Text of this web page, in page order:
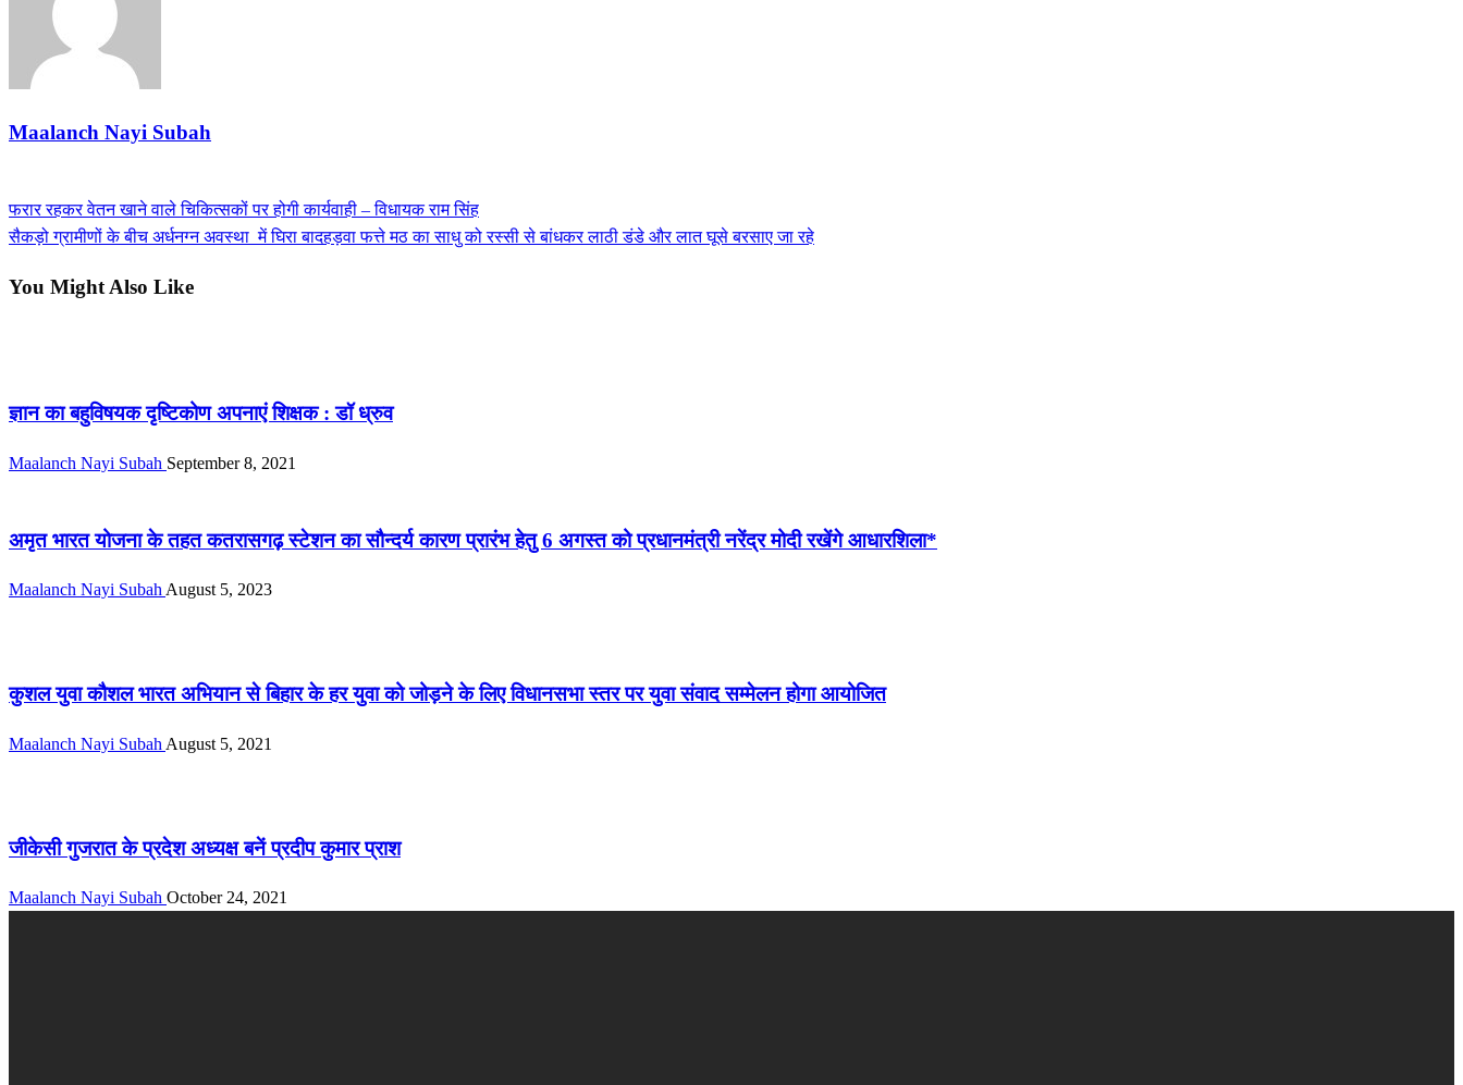
Maalanch Nayi Subah
Post
navigation
Previous
Post
फरार रहकर वेतन खाने वाले चिकित्सकों पर होगी कार्यवाही – विधायक राम सिंह
Next
सैकड़ो ग्रामीणों के बीच अर्धनग्न अवस्था में घिरा बादहड़वा फत्ते मठ का साधु को रस्सी से बांधकर लाठी डंडे और लात घूसे बरसाए जा रहे
You Might Also Like
ज्ञान का बहुविषयक दृष्टिकोण अपनाएं शिक्षक : डॉ ध्रुव
Maalanch Nayi Subah September 8, 2021
अमृत भारत योजना के तहत कतरासगढ़ स्टेशन का सौन्दर्य कारण प्रारंभ हेतु 6 अगस्त को प्रधानमंत्री नरेंद्र मोदी रखेंगे आधारशिला*
Maalanch Nayi Subah August 5, 2023
कुशल युवा कौशल भारत अभियान से बिहार के हर युवा को जोड़ने के लिए विधानसभा स्तर पर युवा संवाद सम्मेलन होगा आयोजित
Maalanch Nayi Subah August 5, 2021
जीकेसी गुजरात के प्रदेश अध्यक्ष बनें प्रदीप कुमार प्राश
Maalanch Nayi Subah October 24, 2021